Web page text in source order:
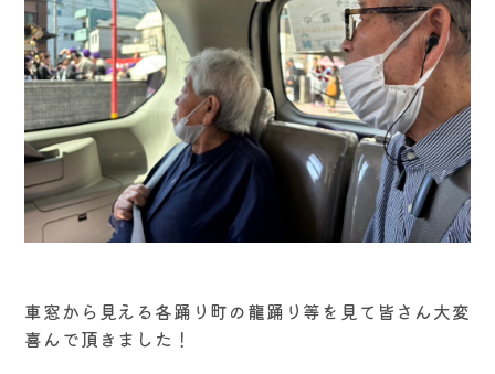
車窓から見える各踊り町の龍踊り等を見て皆さん大変
喜んで頂きました！